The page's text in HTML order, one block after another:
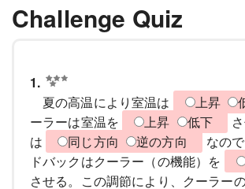
Challenge Quiz
1.
夏の高温により室温は
上昇
ーラーは室温を
上昇 低下
は
同じ方向 逆の方向
なの
ドバックはクーラー（の機能）を
させる。この調節により、クーラー